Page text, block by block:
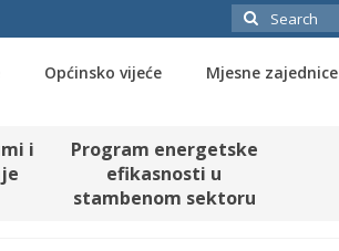
Search
for:
Općinsko vijeće Mjesne zajednice
i
Program energetske
efikasnosti u
stambenom sektoru